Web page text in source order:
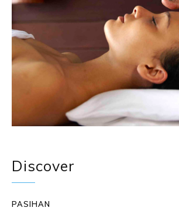
Discover
PASIHAN